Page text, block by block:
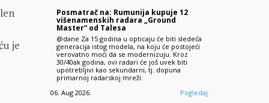
je
Posmatrač na: Rumunija kupuje 12
višenamenskih radara „Ground
Master“ od Talesa
@dane Za 15 godina u opticaju će biti sledeća
generacija istog modela, na koju će postojeći
verovatno moći da se modernizuju. Kroz
30/40ak godina, ovi radari će još uvek biti
upotrebljivi kao sekundarni, tj. dopuna
primarnoj radarskoj mreži.
06. Aug 2026.
Pogledaj